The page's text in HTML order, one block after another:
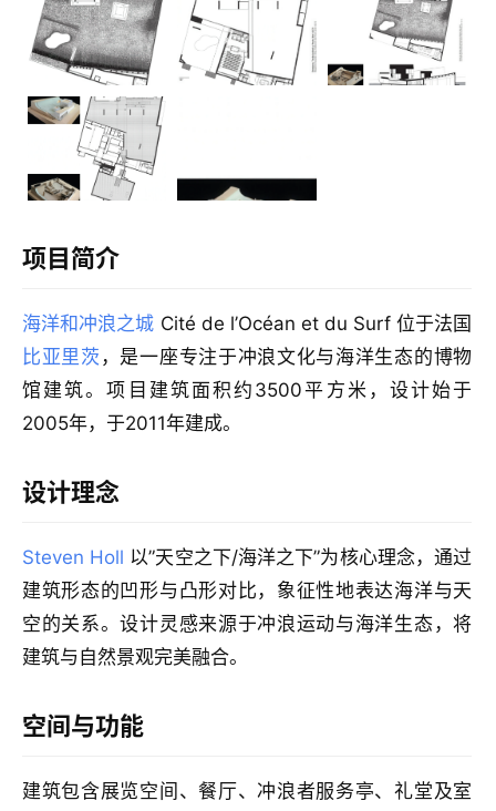
城
与
建
筑
教
极
作
登录
项目简介
海洋和冲浪之城 Cité de l’Océan et du Surf 位于法国
比亚里茨 ，是一座专注于冲浪文化与海洋生态的博物
馆建筑。项目建筑面积约3500平方米，设计始于
2005年，于2011年建成。
设计理念
Steven Holl 以”天空之下/海洋之下”为核心理念，通过
建筑形态的凹形与凸形对比，象征性地表达海洋与天
空的关系。设计灵感来源于冲浪运动与海洋生态，将
建筑与自然景观完美融合。
空间与功能
建筑包含展览空间、餐厅、冲浪者服务亭、礼堂及室